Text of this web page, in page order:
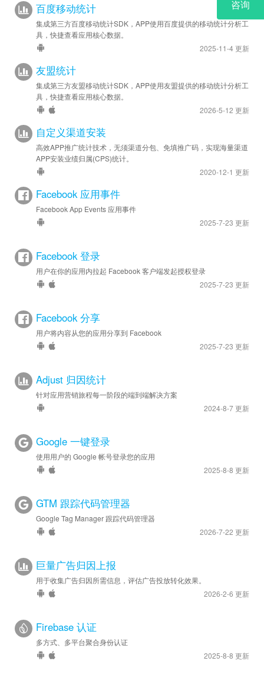
百度移动统计
集成第三方百度移动统计SDK，APP使用百度提供的移动统计分析工
具，快捷查看应用核心数据。
2025-11-4 更新
友盟统计
集成第三方友盟移动统计SDK，APP使用友盟提供的移动统计分析工
具，快捷查看应用核心数据。
2026-5-12 更新
自定义渠道安装
高效APP推广统计技术，无须渠道分包、免填推广码，实现海量渠道
APP安装业绩归属(CPS)统计。
2020-12-1 更新
Facebook 应用事件
Facebook App Events 应用事件
2025-7-23 更新
Facebook 登录
用户在你的应用内拉起 Facebook 客户端发起授权登录
2025-7-23 更新
Facebook 分享
用户将内容从您的应用分享到 Facebook
2025-7-23 更新
Adjust 归因统计
针对应用营销旅程每一阶段的端到端解决方案
2024-8-7 更新
Google 一键登录
使用用户的 Google 帐号登录您的应用
2025-8-8 更新
GTM 跟踪代码管理器
Google Tag Manager 跟踪代码管理器
2026-7-22 更新
巨量广告归因上报
用于收集广告归因所需信息，评估广告投放转化效果。
2026-2-6 更新
Firebase 认证
多方式、多平台聚合身份认证
2025-8-8 更新